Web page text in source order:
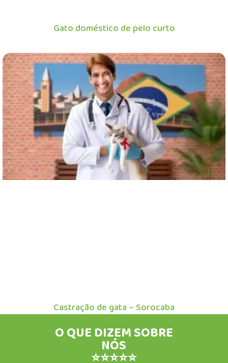
Gato doméstico de pelo curto
Castração de gata – Sorocaba
O QUE DIZEM SOBRE
NÓS
⭐⭐⭐⭐⭐